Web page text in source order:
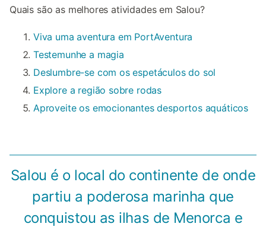
Quais são as melhores atividades em Salou?
Viva uma aventura em PortAventura
Testemunhe a magia
Deslumbre-se com os espetáculos do sol
Explore a região sobre rodas
Aproveite os emocionantes desportos aquáticos
Salou é o local do continente de onde
partiu a poderosa marinha que
conquistou as ilhas de Menorca e